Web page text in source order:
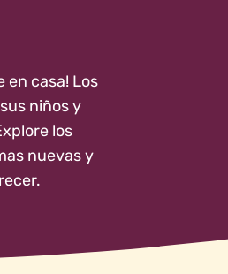
en casa! Los
niños y
los
nuevas y